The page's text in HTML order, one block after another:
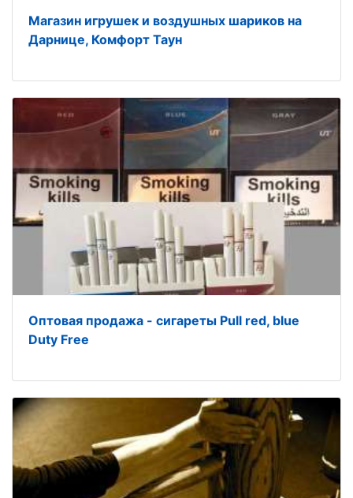
Магазин игрушек и воздушных шариков на
Дарнице, Комфорт Таун
Оптовая продажа - сигареты Pull red, blue
Duty Free